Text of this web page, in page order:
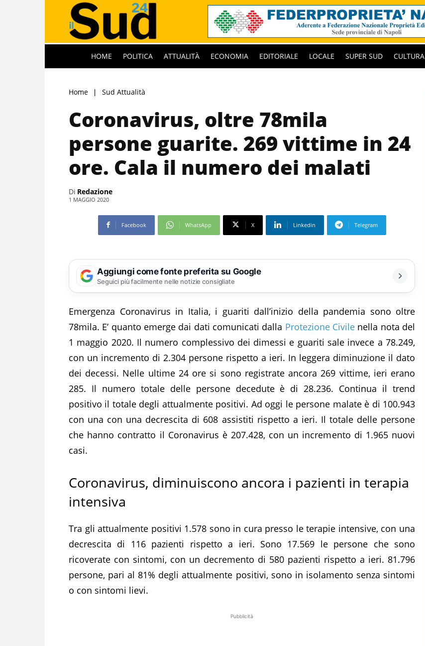
HOME POLITICA ATTUALITÀ ECONOMIA EDITORIALE LOCALE SUPER SUD CULTURA
Home Sud Attualità
Coronavirus, oltre 78mila
persone guarite. 269 vittime in 24
ore. Cala il numero dei malati
Di Redazione
1 MAGGIO 2020
Facebook WhatsApp X Linkedin Telegram
Aggiungi come fonte preferita su Google
Seguici più facilmente nelle notizie consigliate
Emergenza Coronavirus in Italia, i guariti dall’inizio della pandemia sono oltre
78mila. E’ quanto emerge dai dati comunicati dalla Protezione Civile nella nota del
1 maggio 2020. Il numero complessivo dei dimessi e guariti sale invece a 78.249,
con un incremento di 2.304 persone rispetto a ieri. In leggera diminuzione il dato
dei decessi. Nelle ultime 24 ore si sono registrate ancora 269 vittime, ieri erano
285. Il numero totale delle persone decedute è di 28.236. Continua il trend
positivo il totale degli attualmente positivi. Ad oggi le persone malate è di 100.943
con una con una decrescita di 608 assistiti rispetto a ieri. Il totale delle persone
che hanno contratto il Coronavirus è 207.428, con un incremento di 1.965 nuovi
casi.
Coronavirus, diminuiscono ancora i pazienti in terapia
intensiva
Tra gli attualmente positivi 1.578 sono in cura presso le terapie intensive, con una
decrescita di 116 pazienti rispetto a ieri. Sono 17.569 le persone che sono
ricoverate con sintomi, con un decremento di 580 pazienti rispetto a ieri. 81.796
persone, pari al 81% degli attualmente positivi, sono in isolamento senza sintomi
o con sintomi lievi.
Pubblicità